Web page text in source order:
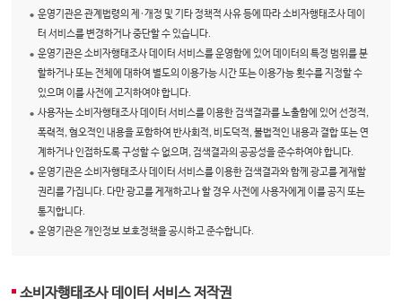
운영기관은 관계법령의 제·개정 및 기타 정책적 사유 등에 따라 소비자행태조사 데이
터 서비스를 변경하거나 중단할 수 있습니다.
운영기관은 소비자행태조사 데이터 서비스를 운영함에 있어 데이터의 특정 범위를 분
할하거나 또는 전체에 대하여 별도의 이용가능 시간 또는 이용가능 횟수를 지정할 수
있으며 이를 사전에 고지하여야 합니다.
사용자는 소비자행태조사 데이터 서비스를 이용한 검색결과를 노출함에 있어 선정적,
폭력적, 혐오적인 내용을 포함하여 반사회적, 비도덕적, 불법적인 내용과 결합 또는 연
계하거나 인접하도록 구성할 수 없으며, 검색결과의 공공성을 준수하여야 합니다.
운영기관은 소비자행태조사 데이터 서비스를 이용한 검색결과와 함께 광고를 게재할
권리를 가집니다. 다만 광고를 게재하고나 할 경우 사전에 사용자에게 이를 공지 또는
통지합니다.
운영기관은 개인정보 보호정책을 공시하고 준수합니다.
소비자행태조사 데이터 서비스 저작권